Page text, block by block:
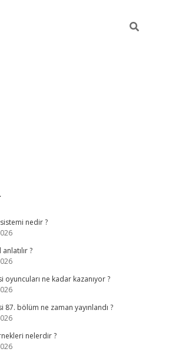
nedir ?
?
oyuncuları ne kadar kazanıyor ?
87. bölüm ne zaman yayınlandı ?
nelerdir ?